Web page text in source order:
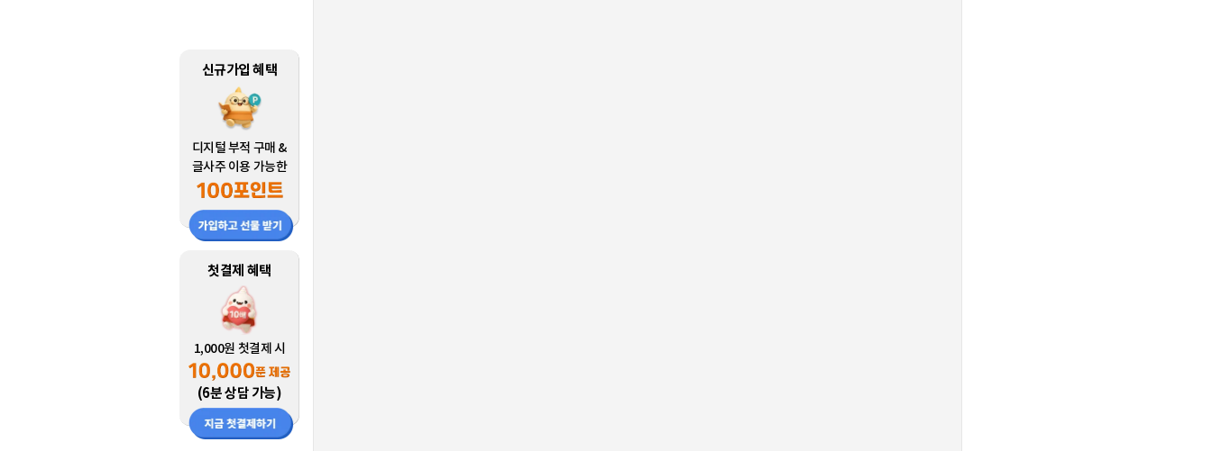
신규가입 혜택
디지털 부적 구매 &
글사주 이용 가능한
첫결제 혜택
1,000원 첫결제 시
(6분 상담 가능)